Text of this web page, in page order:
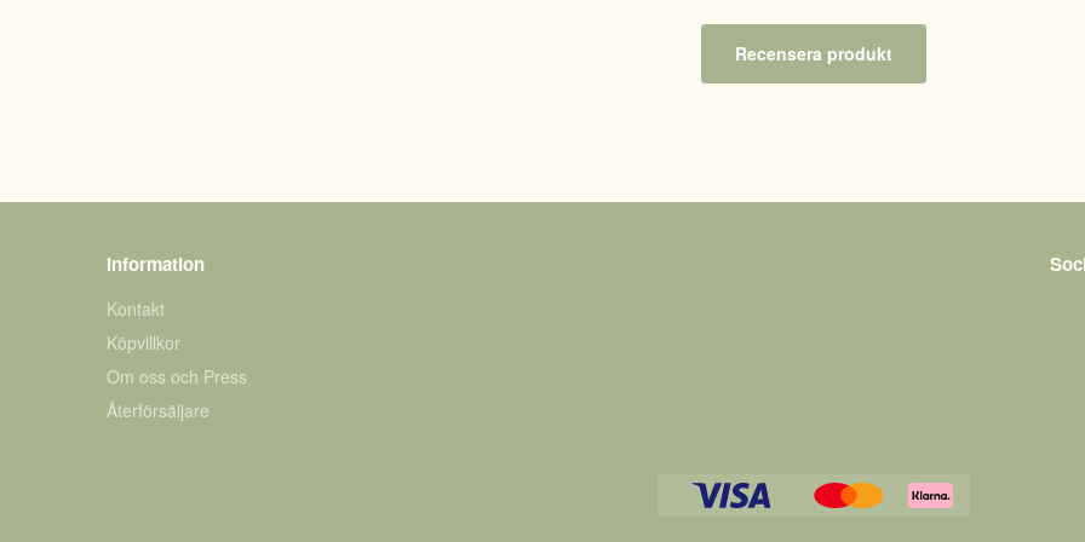
Recensera produkt
Information
Kontakt
Köpvillkor
Om oss och Press
Återförsäljare